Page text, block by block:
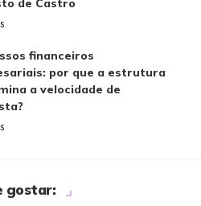
de Castro
financeiros
por que a estrutura
a velocidade de
gostar: